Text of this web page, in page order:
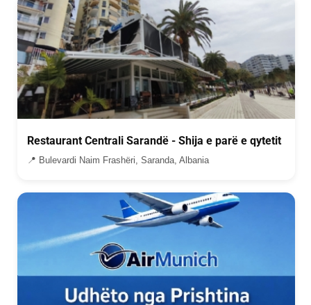
Restaurant Centrali Sarandë - Shija e parë e qytetit
📍 Bulevardi Naim Frashëri, Saranda, Albania